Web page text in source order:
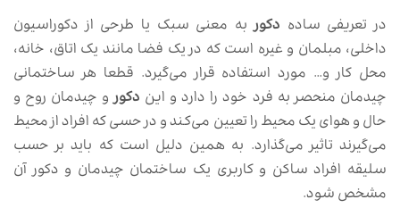
در تعریفی ساده دکوربه معنی سبک یا طرحی از دکوراسیون
داخلی، مبلمان و غیره است که در یک فضا مانند یک اتاق، خانه،
محل کار و… مورد استفاده قرار می‌گیرد. قطعا هر ساختمانی
چیدمان منحصر به فرد خود را دارد و این دکورو چیدمان روح و
حال و هوای یک محیط را تعیین می‌کند و در حسی که افراد از محیط
می‌گیرند تاثیر می‌گذارد. به همین دلیل است که باید بر حسب
سلیقه افراد ساکن و کاربری یک ساختمان چیدمان و دکور آن
مشخص شود.